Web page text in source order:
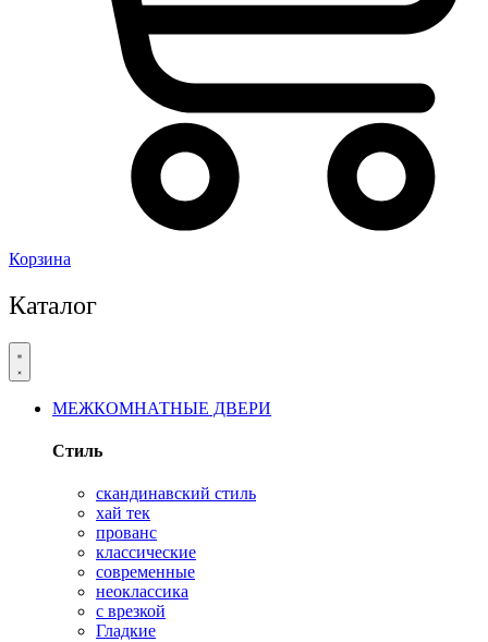
Корзина
Каталог
МЕЖКОМНАТНЫЕ ДВЕРИ
Стиль
скандинавский стиль
хай тек
прованс
классические
современные
неоклассика
с врезкой
Гладкие